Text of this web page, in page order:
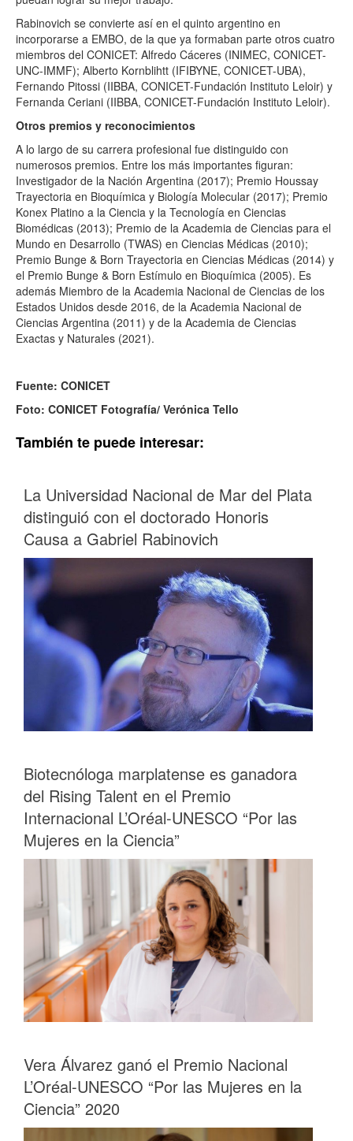
Rabinovich se convierte así en el quinto argentino en
incorporarse a EMBO, de la que ya formaban parte otros cuatro
miembros del CONICET: Alfredo Cáceres (INIMEC, CONICET-
UNC-IMMF); Alberto Kornblihtt (IFIBYNE, CONICET-UBA),
Fernando Pitossi (IIBBA, CONICET-Fundación Instituto Leloir) y
Fernanda Ceriani (IIBBA, CONICET-Fundación Instituto Leloir).
Otros premios y reconocimientos
A lo largo de su carrera profesional fue distinguido con
numerosos premios. Entre los más importantes figuran:
Investigador de la Nación Argentina (2017); Premio Houssay
Trayectoria en Bioquímica y Biología Molecular (2017); Premio
Konex Platino a la Ciencia y la Tecnología en Ciencias
Biomédicas (2013); Premio de la Academia de Ciencias para el
Mundo en Desarrollo (TWAS) en Ciencias Médicas (2010);
Premio Bunge & Born Trayectoria en Ciencias Médicas (2014) y
el Premio Bunge & Born Estímulo en Bioquímica (2005). Es
además Miembro de la Academia Nacional de Ciencias de los
Estados Unidos desde 2016, de la Academia Nacional de
Ciencias Argentina (2011) y de la Academia de Ciencias
Exactas y Naturales (2021).
Fuente: CONICET
Foto: CONICET Fotografía/ Verónica Tello
También te puede interesar:
La Universidad Nacional de Mar del Plata
distinguió con el doctorado Honoris
Causa a Gabriel Rabinovich
Biotecnóloga marplatense es ganadora
del Rising Talent en el Premio
Internacional L’Oréal-UNESCO “Por las
Mujeres en la Ciencia”
Vera Álvarez ganó el Premio Nacional
L’Oréal-UNESCO “Por las Mujeres en la
Ciencia” 2020